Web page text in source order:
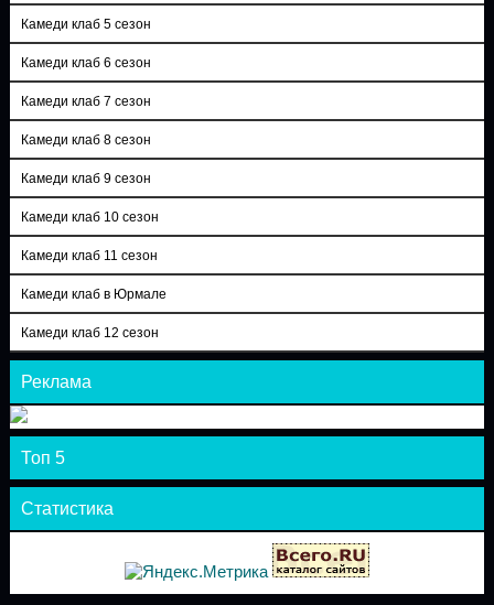
Камеди клаб 5 сезон
Камеди клаб 6 сезон
Камеди клаб 7 сезон
Камеди клаб 8 сезон
Камеди клаб 9 сезон
Камеди клаб 10 сезон
Камеди клаб 11 сезон
Камеди клаб в Юрмале
Камеди клаб 12 сезон
Реклама
Топ 5
Статистика